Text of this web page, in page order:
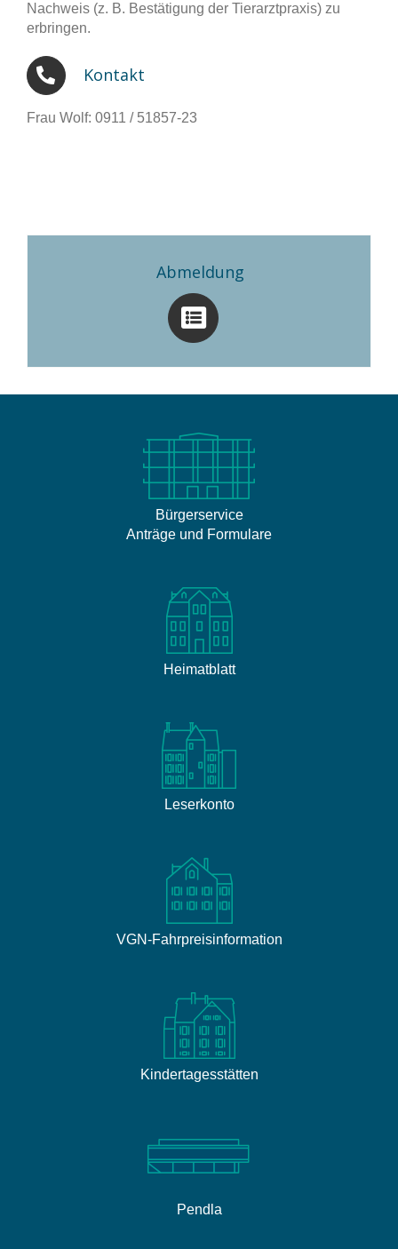
Nachweis (z. B. Bestätigung der Tierarztpraxis) zu
erbringen.
Kontakt
Frau Wolf: 0911 / 51857-23
Abmeldung
Bürgerservice
Anträge und Formulare
Heimatblatt
Leserkonto
VGN-Fahrpreisinformation
Kindertagesstätten
Pendla